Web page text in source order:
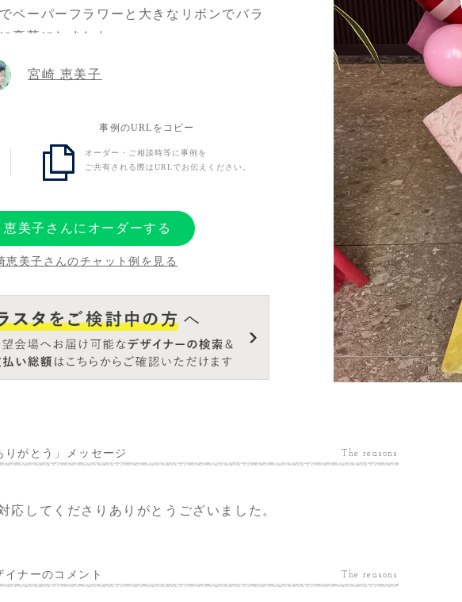
ペーパーフラワーと大きなリボンでバラ
豪華にしました。
宮崎 恵美子
事例のURLをコピー
オーダー・ご相談時等に事例を
ご共有される際はURLでお伝えください。
恵美子さんにオーダーする
恵美子さんのチャット例を見る
りがとう」メッセージ The reasons
応してくださりありがとうございました。
ナーのコメント The reasons